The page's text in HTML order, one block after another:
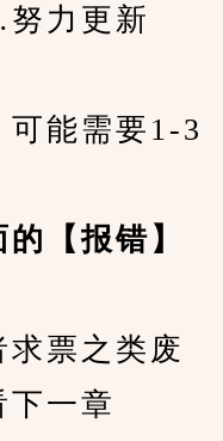
力更新
能需要1-3
【报错】
票之类废
下一章